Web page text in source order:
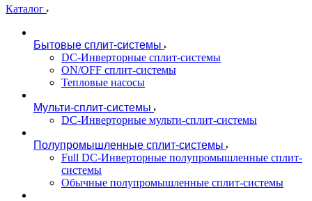
Каталог
Бытовые сплит-системы
DC-Инверторные сплит-системы
ON/OFF сплит-системы
Тепловые насосы
Мульти-сплит-системы
DC-Инверторные мульти-сплит-системы
Полупромышленные сплит-системы
Full DC-Инверторные полупромышленные сплит-
системы
Обычные полупромышленные сплит-системы